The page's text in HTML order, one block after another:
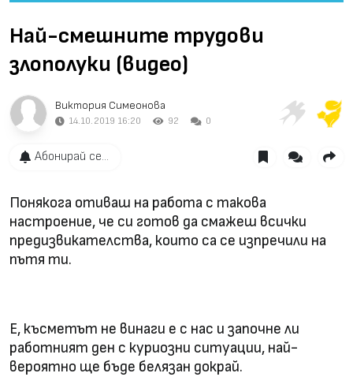
Video
Най-смешните трудови
злополуки (видео)
Виктория Симеонова
14.10.2019 16:20 92 0
Абонирай се...
Понякога отиваш на работа с такова
настроение, че си готов да смажеш всички
предизвикателства, които са се изпречили на
пътя ти.
Е, късметът не винаги е с нас и започне ли
работният ден с куриозни ситуации, най-
вероятно ще бъде белязан докрай.